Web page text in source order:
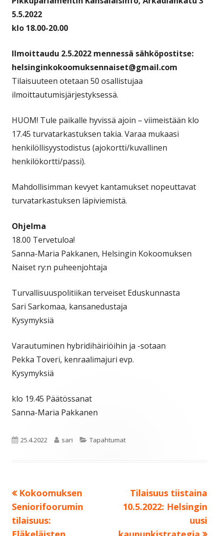
5.5.2022
klo 18.00-20.00
Ilmoittaudu 2.5.2022 mennessä sähköpostitse:
helsinginkokoomuksennaiset@gmail.com
Tilaisuuteen otetaan 50 osallistujaa
ilmoittautumisjärjestyksessä.
HUOM! Tule paikalle hyvissä ajoin – viimeistään klo
17.45 turvatarkastuksen takia. Varaa mukaasi
henkilöllisyystodistus (ajokortti/kuvallinen
henkilökortti/passi).
Mahdollisimman kevyet kantamukset nopeuttavat
turvatarkastuksen läpiviemistä.
Ohjelma
18.00 Tervetuloa!
Sanna-Maria Pakkanen, Helsingin Kokoomuksen
Naiset ry:n puheenjohtaja
Turvallisuuspolitiikan terveiset Eduskunnasta
Sari Sarkomaa, kansanedustaja
Kysymyksiä
Varautuminen hybridihäiriöihin ja -sotaan
Pekka Toveri, kenraalimajuri evp.
Kysymyksiä
klo 19.45 Päätössanat
Sanna-Maria Pakkanen
Julkaistu
25.4.2022 Kirjoittaja
sari Kategoriat
Tapahtumat
Artikkelien
selaus
Edellinen:
Kokoomuksen
Seniorifoorumin
tilaisuus:
Seuraava:
Tilaisuus tiistaina
10.5.2022: Helsingin
uusi